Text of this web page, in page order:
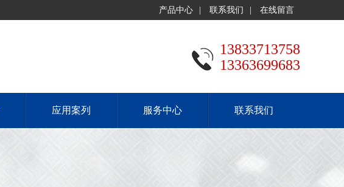
产品中心 联系我们 在线留言
13833713758
13363699683
应用案列 服务中心 联系我们